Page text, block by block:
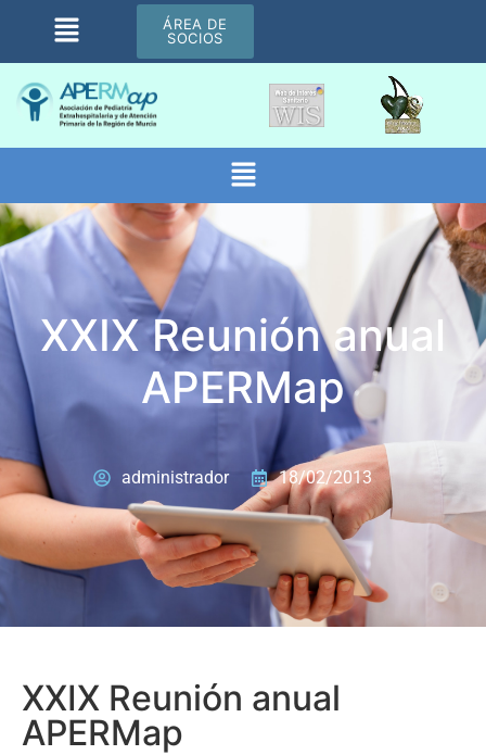
ÁREA DE
SOCIOS
XXIX Reunión anual
APERMap
administrador 18/02/2013
XXIX Reunión anual
APERMap